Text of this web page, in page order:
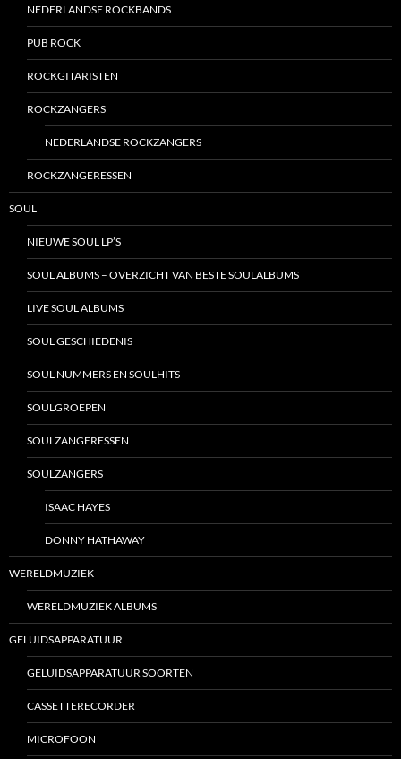
NEDERLANDSE ROCKBANDS
PUB ROCK
ROCKGITARISTEN
ROCKZANGERS
NEDERLANDSE ROCKZANGERS
ROCKZANGERESSEN
SOUL
NIEUWE SOUL LP’S
SOUL ALBUMS – OVERZICHT VAN BESTE SOULALBUMS
LIVE SOUL ALBUMS
SOUL GESCHIEDENIS
SOUL NUMMERS EN SOULHITS
SOULGROEPEN
SOULZANGERESSEN
SOULZANGERS
ISAAC HAYES
DONNY HATHAWAY
WERELDMUZIEK
WERELDMUZIEK ALBUMS
GELUIDSAPPARATUUR
GELUIDSAPPARATUUR SOORTEN
CASSETTERECORDER
MICROFOON